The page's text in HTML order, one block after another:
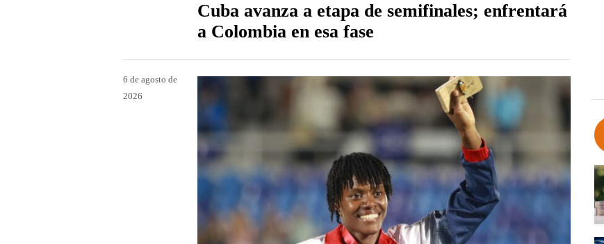
Cuba avanza a etapa de semifinales; enfrentará
a Colombia en esa fase
6 de agosto de
2026